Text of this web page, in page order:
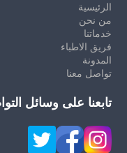
الرئيسية
من نحن
خدماتنا
فريق الاطباء
المدونة
تواصل معنا
تابعنا على وسائل